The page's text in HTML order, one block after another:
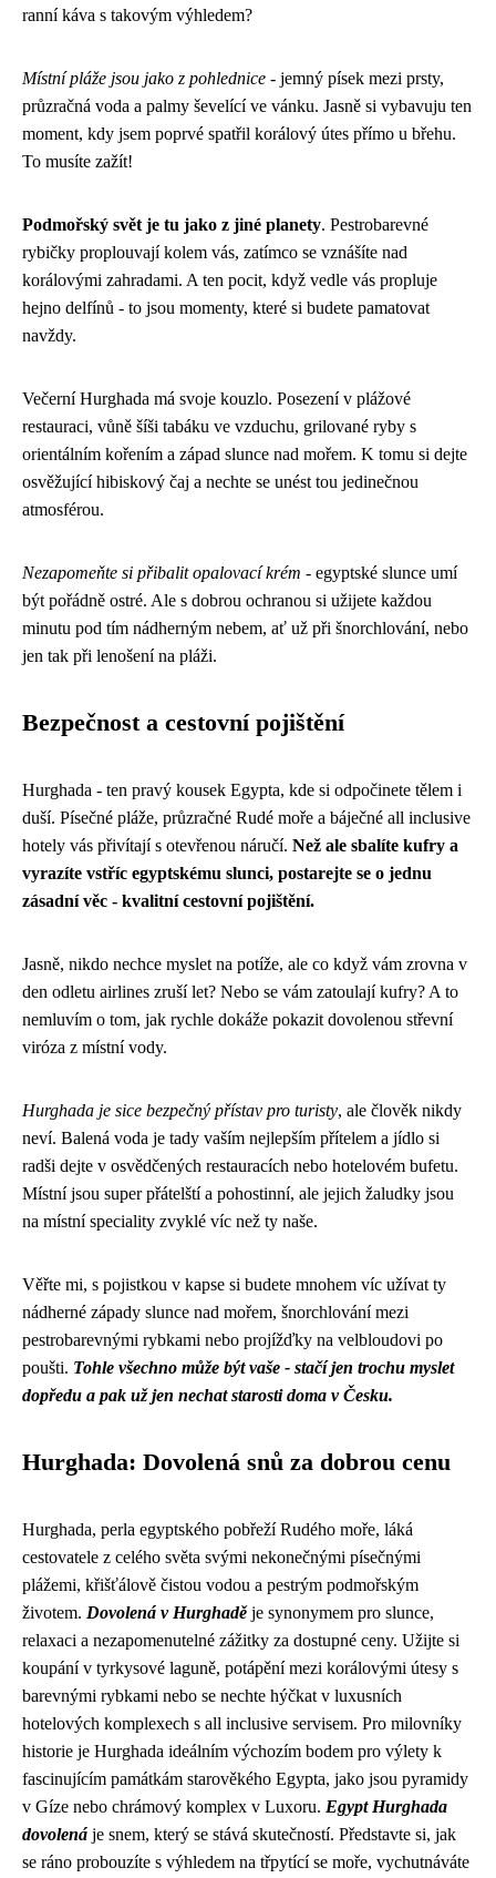
ranní káva s takovým výhledem?
Místní pláže jsou jako z pohlednice - jemný písek mezi prsty,
průzračná voda a palmy ševelící ve vánku. Jasně si vybavuju ten
moment, kdy jsem poprvé spatřil korálový útes přímo u břehu.
To musíte zažít!
Podmořský svět je tu jako z jiné planety. Pestrobarevné
rybičky proplouvají kolem vás, zatímco se vznášíte nad
korálovými zahradami. A ten pocit, když vedle vás propluje
hejno delfínů - to jsou momenty, které si budete pamatovat
navždy.
Večerní Hurghada má svoje kouzlo. Posezení v plážové
restauraci, vůně šíši tabáku ve vzduchu, grilované ryby s
orientálním kořením a západ slunce nad mořem. K tomu si dejte
osvěžující hibiskový čaj a nechte se unést tou jedinečnou
atmosférou.
Nezapomeňte si přibalit opalovací krém - egyptské slunce umí
být pořádně ostré. Ale s dobrou ochranou si užijete každou
minutu pod tím nádherným nebem, ať už při šnorchlování, nebo
jen tak při lenošení na pláži.
Bezpečnost a cestovní pojištění
Hurghada - ten pravý kousek Egypta, kde si odpočinete tělem i
duší. Písečné pláže, průzračné Rudé moře a báječné all inclusive
hotely vás přivítají s otevřenou náručí. Než ale sbalíte kufry a
vyrazíte vstříc egyptskému slunci, postarejte se o jednu
zásadní věc - kvalitní cestovní pojištění.
Jasně, nikdo nechce myslet na potíže, ale co když vám zrovna v
den odletu airlines zruší let? Nebo se vám zatoulají kufry? A to
nemluvím o tom, jak rychle dokáže pokazit dovolenou střevní
viróza z místní vody.
Hurghada je sice bezpečný přístav pro turisty, ale člověk nikdy
neví. Balená voda je tady vaším nejlepším přítelem a jídlo si
radši dejte v osvědčených restauracích nebo hotelovém bufetu.
Místní jsou super přátelští a pohostinní, ale jejich žaludky jsou
na místní speciality zvyklé víc než ty naše.
Věřte mi, s pojistkou v kapse si budete mnohem víc užívat ty
nádherné západy slunce nad mořem, šnorchlování mezi
pestrobarevnými rybkami nebo projížďky na velbloudovi po
poušti. Tohle všechno může být vaše - stačí jen trochu myslet
dopředu a pak už jen nechat starosti doma v Česku.
Hurghada: Dovolená snů za dobrou cenu
Hurghada, perla egyptského pobřeží Rudého moře, láká
cestovatele z celého světa svými nekonečnými písečnými
plážemi, křišťálově čistou vodou a pestrým podmořským
životem. Dovolená v Hurghaděje synonymem pro slunce,
relaxaci a nezapomenutelné zážitky za dostupné ceny. Užijte si
koupání v tyrkysové laguně, potápění mezi korálovými útesy s
barevnými rybkami nebo se nechte hýčkat v luxusních
hotelových komplexech s all inclusive servisem. Pro milovníky
historie je Hurghada ideálním výchozím bodem pro výlety k
fascinujícím památkám starověkého Egypta, jako jsou pyramidy
v Gíze nebo chrámový komplex v Luxoru. Egypt Hurghada
dovolená je snem, který se stává skutečností. Představte si, jak
se ráno probouzíte s výhledem na třpytící se moře, vychutnáváte